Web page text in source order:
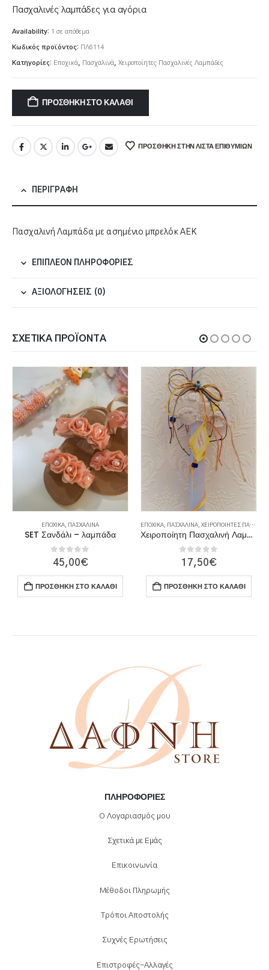
Πασχαλινές λαμπάδες για αγόρια
Availability: 1 σε απόθεμα
Κωδικός προϊόντος: ΠΛ6114
Κατηγορίες: Εποχικά Πασχαλινά Χειροποίητες Πασχαλινές Λαμπάδες
ΠΡΟΣΘΉΚΗ ΣΤΟ ΚΑΛΆΘΙ
ΠΡΌΣΘΉΚΗ ΣΤΗΝ ΛΊΣΤΑ ΕΠΙΘΥΜΙΏΝ
ΠΕΡΙΓΡΑΦΉ
Πασχαλινή Λαμπάδα με ασημένιο μπρελόκ ΑΕΚ
ΕΠΙΠΛΈΟΝ ΠΛΗΡΟΦΟΡΊΕΣ
ΑΞΙΟΛΟΓΉΣΕΙΣ (0)
ΣΧΕΤΙΚΆ ΠΡΟΪΌΝΤΑ
ΕΠΟΧΙΚΆ, ΠΑΣΧΑΛΙΝΆ
SET Σανδάλι – λαμπάδα
0out of 5
45,00€
ΠΡΟΣΘΉΚΗ ΣΤΟ ΚΑΛΆΘΙ
ΕΠΟΧΙΚΆ, ΠΑΣΧΑΛΙΝΆ, ΧΕΙΡΟΠΟΊΗΤΕΣ ΠΑΣΧΑΛΙΝΈΣ ΛΑΜΠΆΔΕΣ
Χειροποίητη Πασχαλινή Λαμπάδα
0out of 5
17,50€
ΠΡΟΣΘΉΚΗ ΣΤΟ ΚΑΛΆΘΙ
ΠΛΗΡΟΦΟΡΊΕΣ
Ο Λογαριασμός μου
Σχετικά με Εμάς
Επικοινωνία
Μέθοδοι Πληρωμής
Τρόποι Αποστολής
Συχνές Ερωτήσεις
Επιστροφές-Αλλαγές